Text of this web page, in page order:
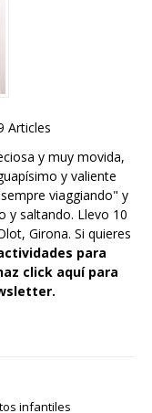
Articles
y muy movida,
y valiente
viaggiando" y
y saltando. Llevo 10
Girona. Si quieres
para
click aquí para
.
infantiles